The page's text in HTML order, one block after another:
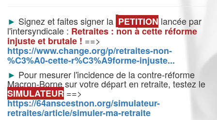
► Signez et faites signer la PETITION lancée par
l'intersyndicale : Retraites : non à cette réforme
injuste et brutale ! ==>
https://www.change.org/p/retraites-non-
%C3%A0-cette-r%C3%A9forme-injuste...
► Pour mesurer l'incidence de la contre-réforme
Macron-Borne sur votre départ en retraite, testez le
SIMULATEUR ==>
https://64anscestnon.org/simulateur-
retraites/article/simuler-ma-retraite